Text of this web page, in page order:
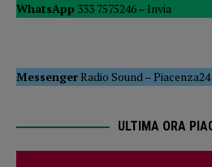
WhatsApp 333 7575246 – Invia
MessengerRadio Sound–Piacenza24
ULTIMA ORA